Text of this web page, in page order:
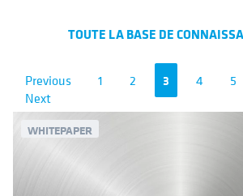
TOUTE LA BASE DE
Previous 1 2 3 4 5
Next
WHITEPAPER